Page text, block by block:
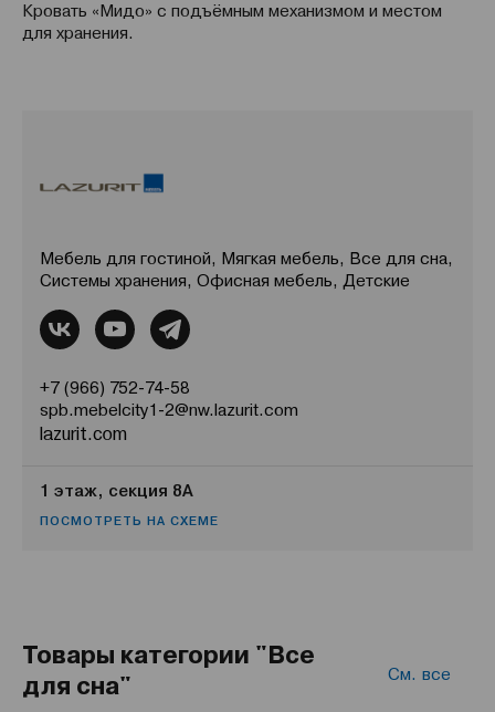
Кровать «Мидо» с подъёмным механизмом и местом
для хранения.
Мебель для гостиной, Мягкая мебель, Все для сна,
Системы хранения, Офисная мебель, Детские
+7 (966) 752-74-58
spb.mebelcity1-2@nw.lazurit.com
lazurit.com
1 этаж, секция 8А
ПОСМОТРЕТЬ НА СХЕМЕ
Товары категории "Все
для сна"
См. все